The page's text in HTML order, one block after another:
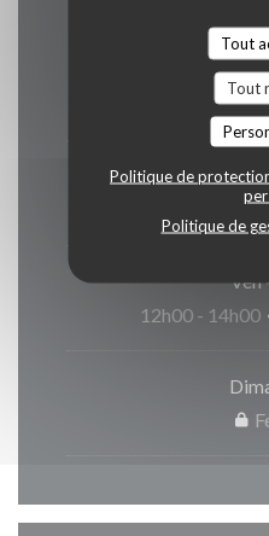
Tout
Tout
Politique de
Politique de
Mar
12h00 - 14h00
Ven
12h00 - 14h00